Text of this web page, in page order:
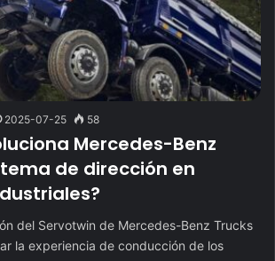
2025-07-25 58
Mercedes-Benz
de dirección en
del Servotwin de Mercedes-Benz Trucks
la experiencia de conducción de los